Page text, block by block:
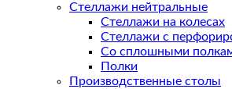
Стеллажи нейтральные
Стеллажи на колесах
Стеллажи с
Со сплошными
Полки
Производственные столы